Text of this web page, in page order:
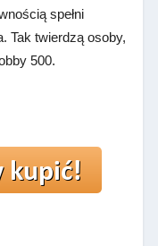
spełni
Tak twierdzą osoby,
500.